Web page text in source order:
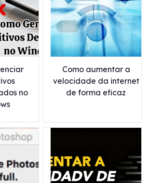
no
Como aumentar a
velocidade da internet
de forma eficaz